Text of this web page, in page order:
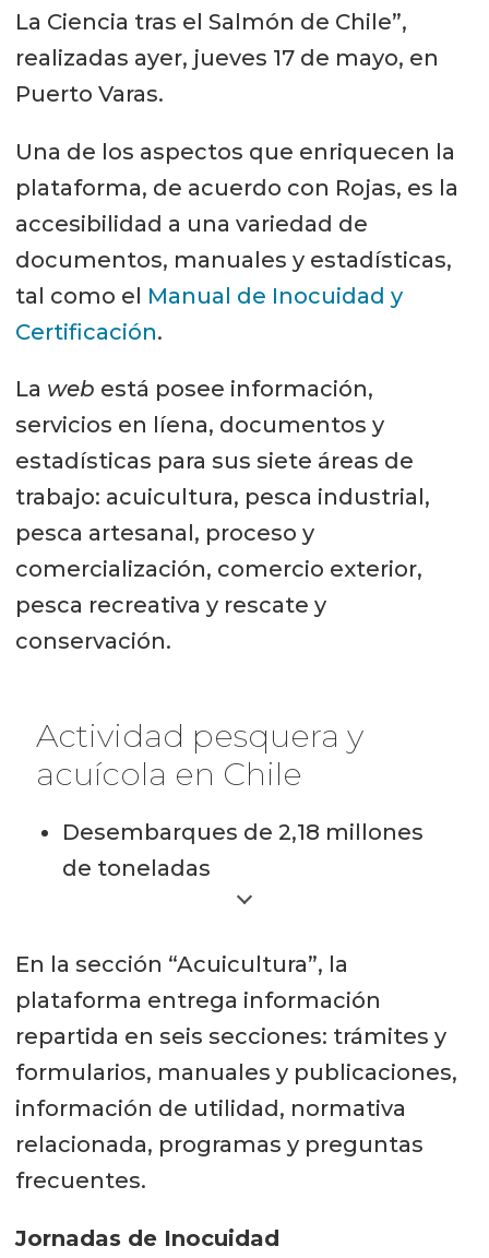
La Ciencia tras el Salmón de Chile”,
realizadas ayer, jueves 17 de mayo, en
Puerto Varas.
Una de los aspectos que enriquecen la
plataforma, de acuerdo con Rojas, es la
accesibilidad a una variedad de
documentos, manuales y estadísticas,
tal como el Manual de Inocuidad y
Certificación.
La web está posee información,
servicios en líena, documentos y
estadísticas para sus siete áreas de
trabajo: acuicultura, pesca industrial,
pesca artesanal, proceso y
comercialización, comercio exterior,
pesca recreativa y rescate y
conservación.
Actividad pesquera y
acuícola en Chile
Desembarques de 2,18 millones
de toneladas
milones de toneladas
366 plantas de proceso
46.284 certificados sanitarios
53.923 operaciones de
Total de exportaciones: 1.219.664
6.280 millones
En la sección “Acuicultura”, la
plataforma entrega información
repartida en seis secciones: trámites y
formularios, manuales y publicaciones,
información de utilidad, normativa
relacionada, programas y preguntas
frecuentes.
Jornadas de Inocuidad